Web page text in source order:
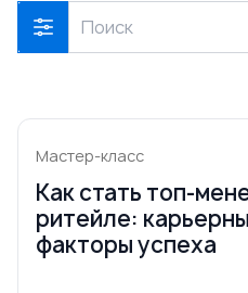
Мастер-класс
Как стать топ-
ритейле:
факторы успеха